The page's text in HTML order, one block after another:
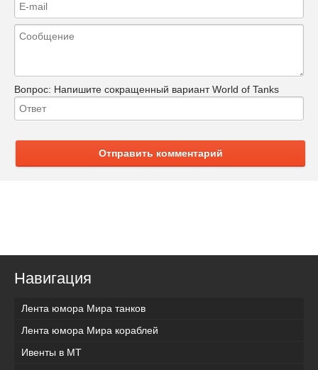
Вопрос: Напишите сокращенный вариант World of Tanks
Отправить комментарий
Навигация
Лента юмора Мира танков
Лента юмора Мира кораблей
Ивенты в МТ